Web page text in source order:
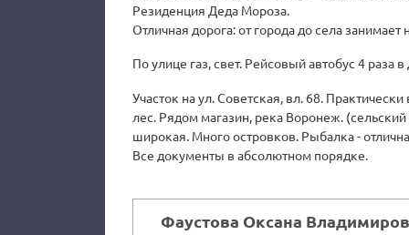
Резиденция Деда Мороза.
Отличная дорога: от города до села занимает
По улице газ, свет. Рейсовый автобус 4 раза в
Участок на ул. Советская, вл. 68.
лес. Рядом магазин, река Воронеж.
широкая. Много островков. Рыбалка -
Все документы в абсолютном порядке.
Фаустова Оксана